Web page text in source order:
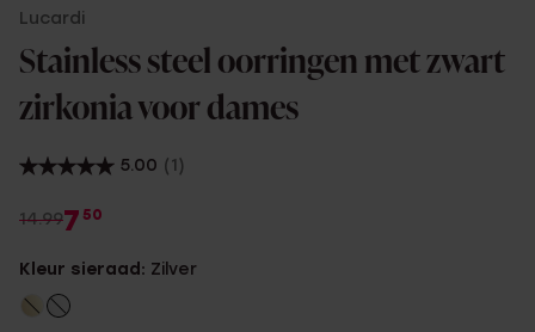
Lucardi
Stainless steel oorringen met zwart
zirkonia voor dames
5.00 (1)
14.997 50
Kleur sieraad: Zilver